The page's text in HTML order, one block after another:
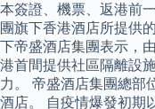
本簽證、機票、返港前
團旗下香港酒店所提供
下帝盛酒店集團表示，
港首間提供社區隔離設
力。 帝盛酒店集團總部
酒店。 自疫情爆發初期